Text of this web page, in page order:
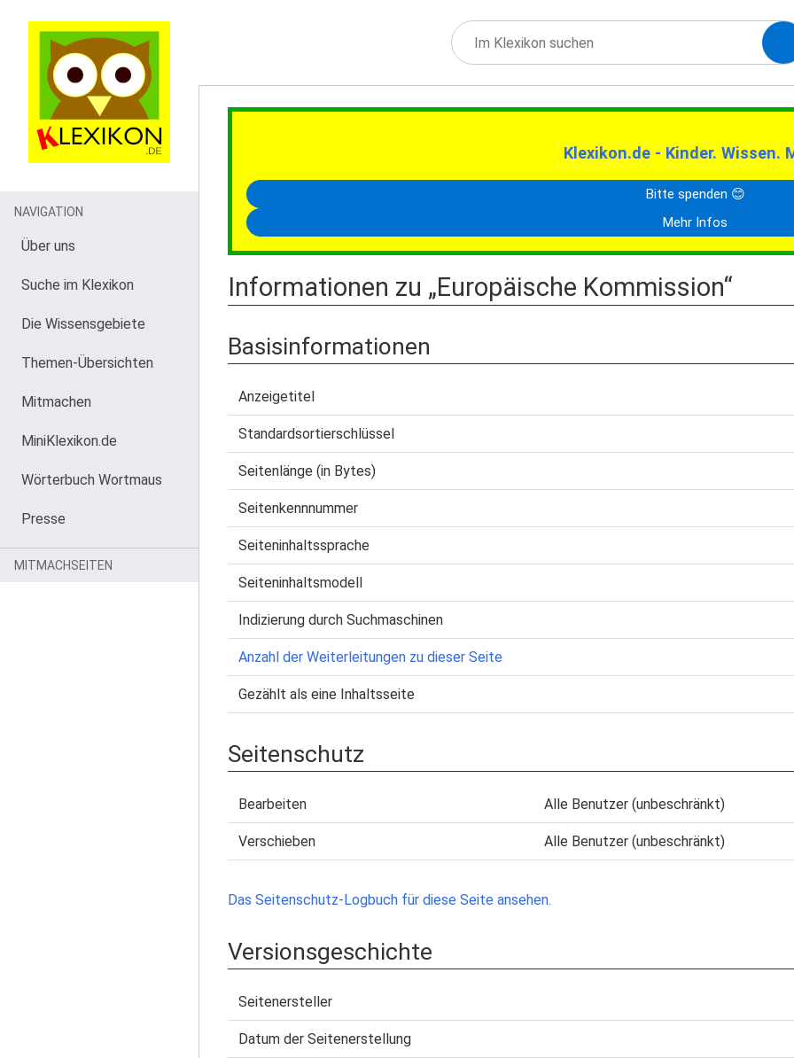
Klexikon.de - Kinder. Wissen.
Bitte spenden 😊
Mehr Infos
Informationen zu „Europäische Kommission“
Basisinformationen
Anzeigetitel
Standardsortierschlüssel
Seitenlänge (in Bytes)
Seitenkennnummer
Seiteninhaltssprache
Seiteninhaltsmodell
Indizierung durch Suchmaschinen
Anzahl der Weiterleitungen zu dieser Seite
Gezählt als eine Inhaltsseite
Seitenschutz
Bearbeiten Alle Benutzer (unbeschränkt)
Verschieben Alle Benutzer (unbeschränkt)
Das Seitenschutz-Logbuch für diese Seite ansehen.
Versionsgeschichte
Seitenersteller
Datum der Seitenerstellung
NAVIGATION
Über uns
Suche im Klexikon
Die Wissensgebiete
Themen-Übersichten
Mitmachen
MiniKlexikon.de
Wörterbuch Wortmaus
Presse
MITMACHSEITEN